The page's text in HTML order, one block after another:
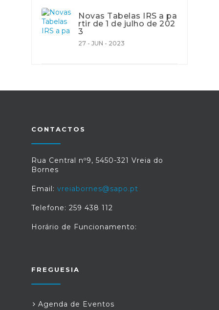
Novas Tabelas IRS a pa
rtir de 1 de julho de 202
3
27 - JUN - 2023
CONTACTOS
Rua Central nº9, 5450-321 Vreia do
Bornes
Email: vreiabornes@sapo.pt
Telefone: 259 438 112
Horário de Funcionamento:
FREGUESIA
Agenda de Eventos